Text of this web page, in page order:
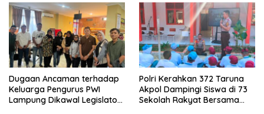
Dugaan Ancaman terhadap
Keluarga Pengurus PWI
Lampung Dikawal Legislator
Polri Kerahkan 372 Taruna
Akpol Dampingi Siswa di 73
Sekolah Rakyat Bersama